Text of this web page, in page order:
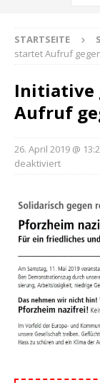
STARTSEITE
startet Aufruf
Initiative
Aufruf
26. April 2019 @
deaktiviert